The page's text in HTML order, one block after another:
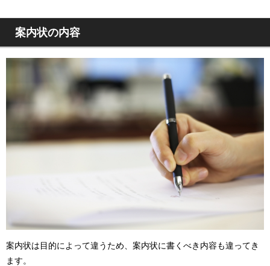
案内状の内容
案内状は目的によって違うため、案内状に書くべき内容も違ってき
ます。